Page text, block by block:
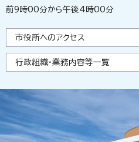
前9時00分から午後4時00分
市役所へのアクセス
行政組織・業務内容等一覧